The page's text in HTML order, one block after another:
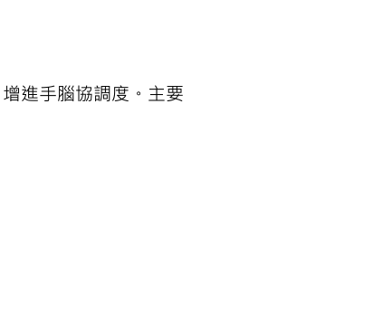
進手腦協調度。主要